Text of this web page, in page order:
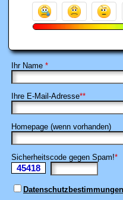
Ihr Name *
Ihre E-Mail-Adresse**
Homepage (wenn vorhanden)
Sicherheitscode gegen Spam!*
45418